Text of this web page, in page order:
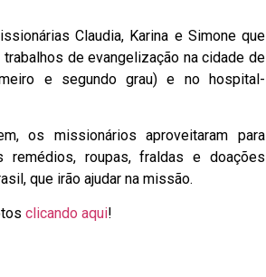
Claudia, Karina e Simone que
de evangelização na cidade de
e segundo grau) e no hospital-
os missionários aproveitaram para
remédios, roupas, fraldas e doações
que irão ajudar na missão.
clicando aqui!